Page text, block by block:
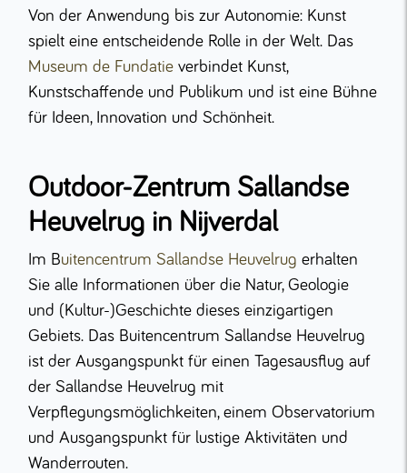
Von der Anwendung bis zur Autonomie: Kunst
spielt eine entscheidende Rolle in der Welt. Das
Museum de Fundatie verbindet Kunst,
Kunstschaffende und Publikum und ist eine Bühne
für Ideen, Innovation und Schönheit.
Outdoor-Zentrum Sallandse
Heuvelrug in Nijverdal
Im Buitencentrum Sallandse Heuvelrug erhalten
Sie alle Informationen über die Natur, Geologie
und (Kultur-)Geschichte dieses einzigartigen
Gebiets. Das Buitencentrum Sallandse Heuvelrug
ist der Ausgangspunkt für einen Tagesausflug auf
der Sallandse Heuvelrug mit
Verpflegungsmöglichkeiten, einem Observatorium
und Ausgangspunkt für lustige Aktivitäten und
Wanderrouten.